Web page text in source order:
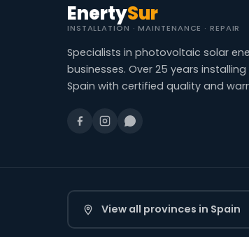
EnertySur
INSTALLATION · MAINTENANCE · REPAIR
Specialists in photovoltaic solar
businesses. Over 25 years
Spain with certified quality and
View all provinces in Spain